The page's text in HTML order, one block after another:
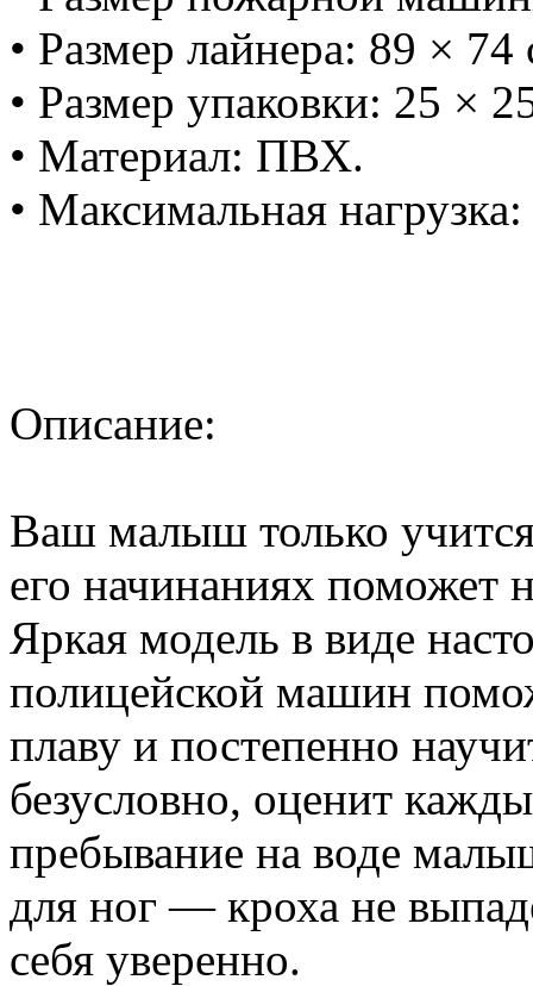
• Размер лайнера: 89 × 74
• Размер упаковки: 25 ×
• Материал: ПВХ.
• Максимальная нагрузка:
Описание:
Ваш малыш только
его начинаниях поможет
Яркая модель в виде
полицейской машин
плаву и постепенно
безусловно, оценит
пребывание на воде
для ног — кроха не
себя уверенно.